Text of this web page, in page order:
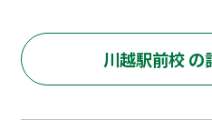
川越駅前校 の